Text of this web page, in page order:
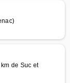
de Suc et